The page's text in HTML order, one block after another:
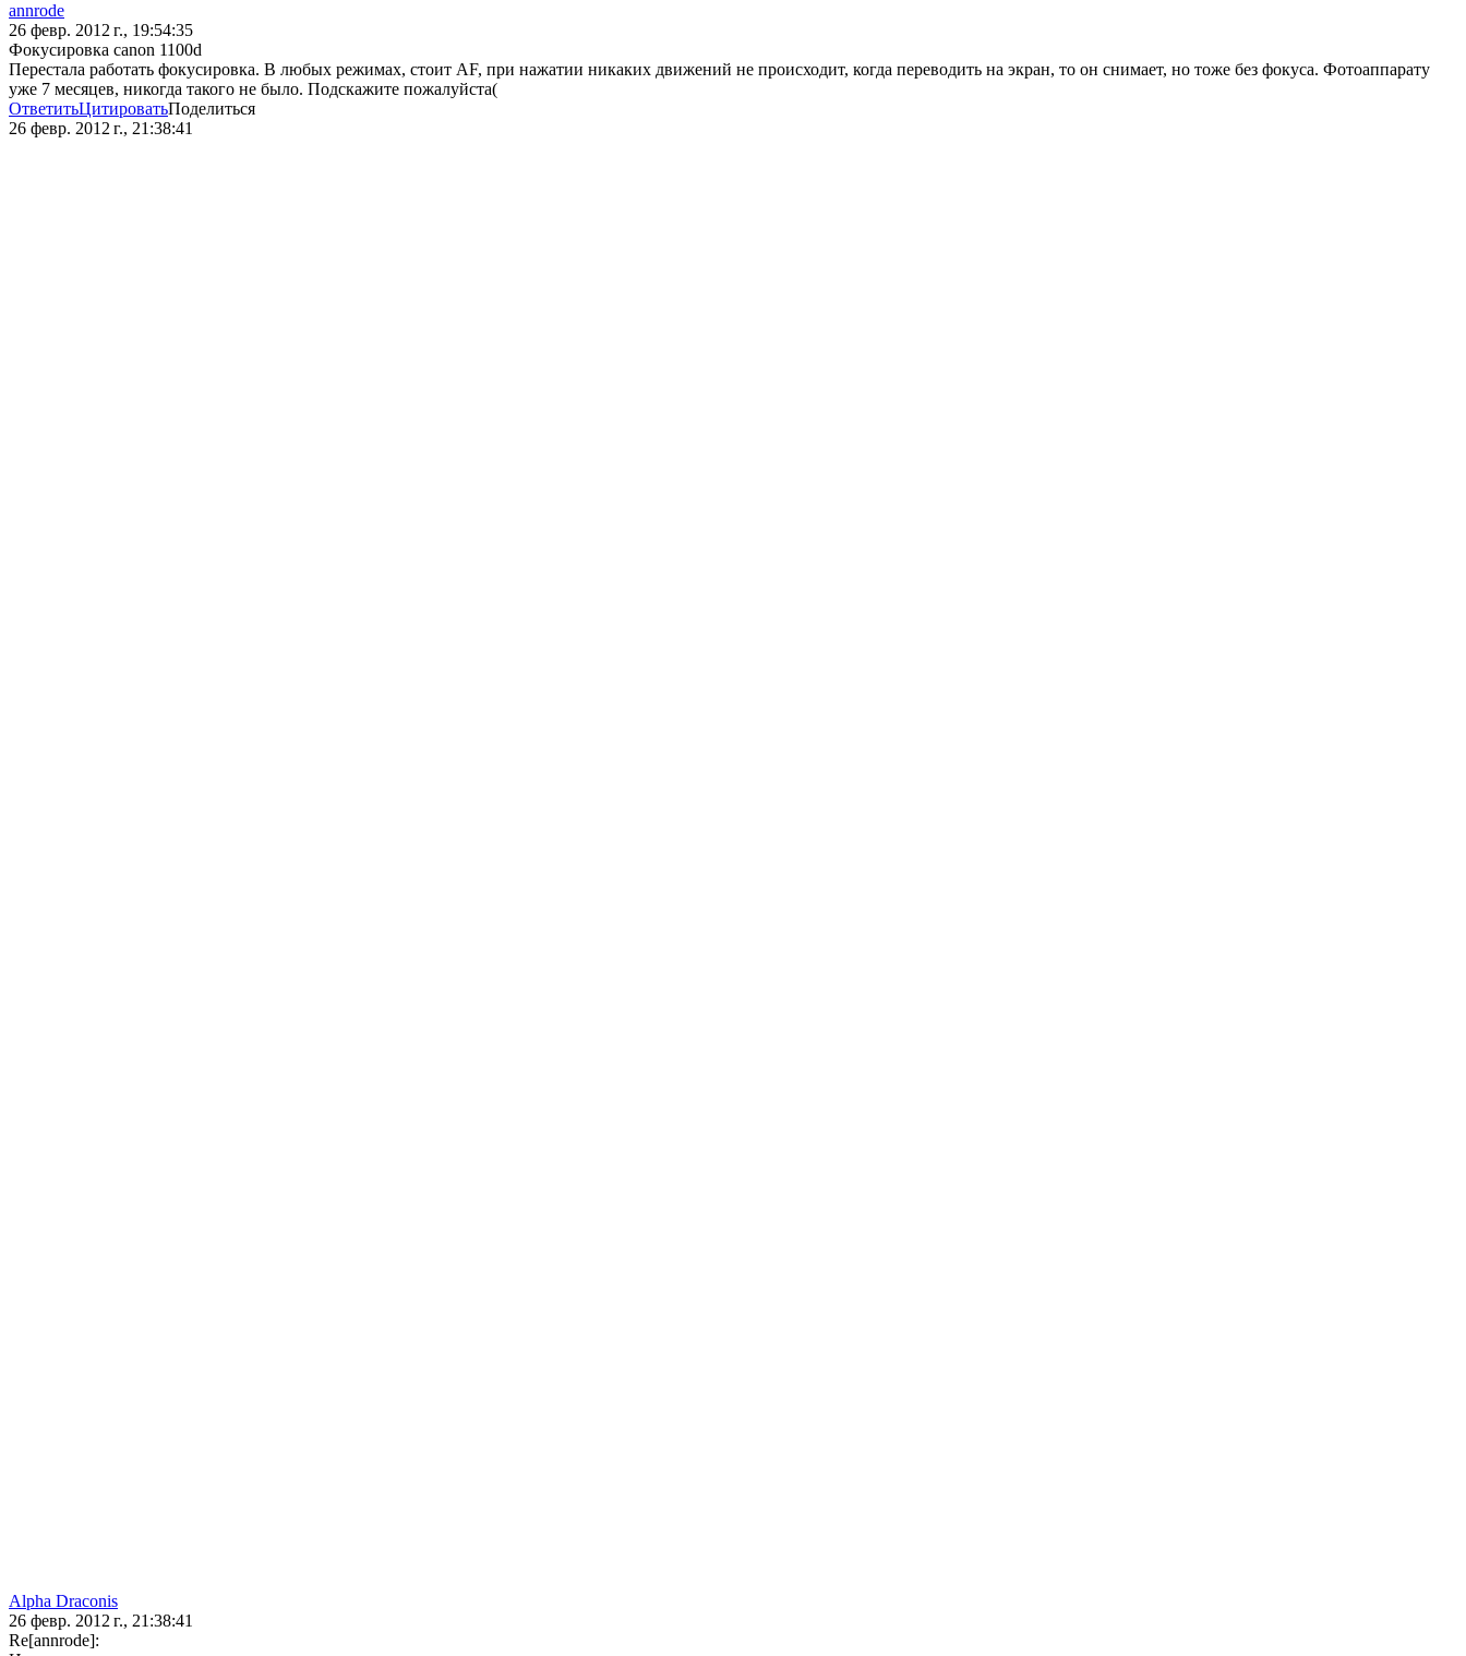
annrode
26 февр. 2012 г., 19:54:35
Фокусировка canon 1100d
Перестала работать фокусировка. В любых режимах, стоит AF, при нажатии никаких движений не происходит, когда переводить на экран, то он снимает, но тоже без фокуса. Фотоаппарату
уже 7 месяцев, никогда такого не было. Подскажите пожалуйста(
ОтветитьЦитироватьПоделиться
26 февр. 2012 г., 21:38:41
Alpha Draconis
26 февр. 2012 г., 21:38:41
Re[annrode]: